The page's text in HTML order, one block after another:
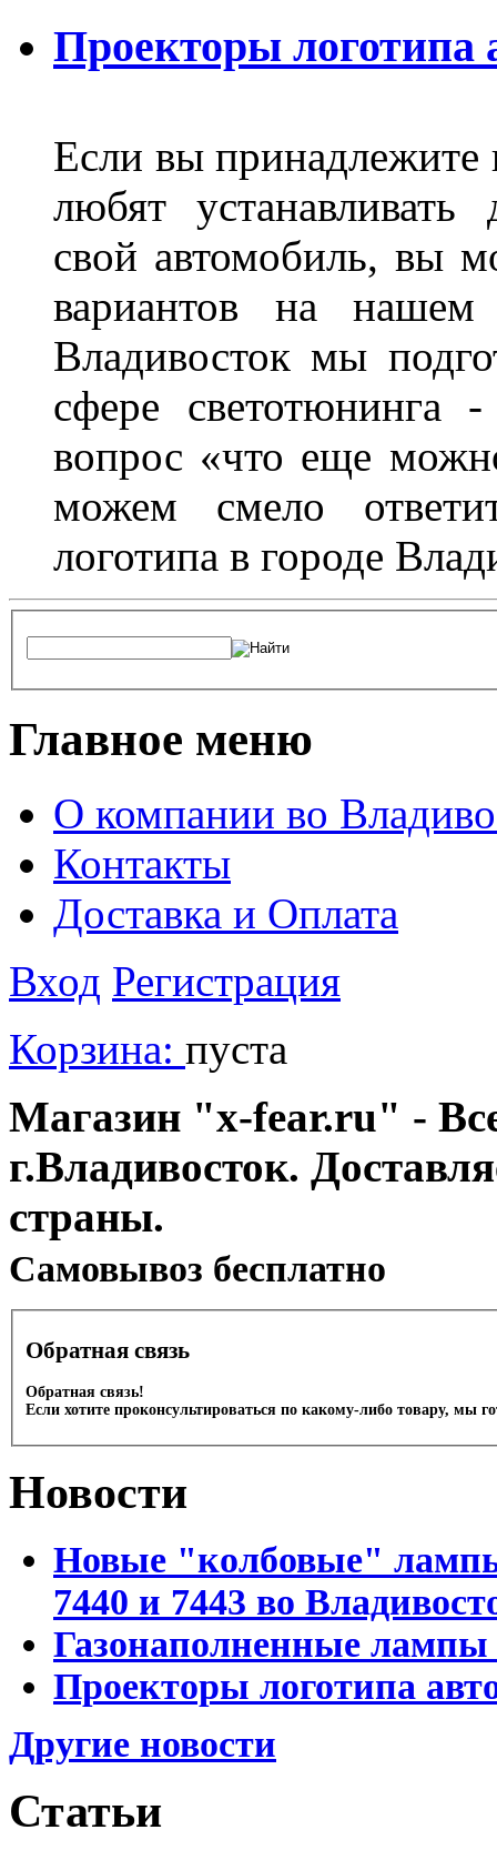
Проекторы логотипа
Если вы принадлежите
любят устанавливать
свой автомобиль, вы
вариантов на
Владивосток мы
сфере светотюнинга
вопрос «что еще
можем смело
логотипа в городе
Главное меню
О компании во
Контакты
Доставка и Оплата
Вход Регистрация
Корзина: пуста
Магазин "x-fear.ru" -
г.Владивосток.
страны.
Cамовывоз бесплатно
Обратная связь
Обратная связь!
Если хотите проконсультироваться по какому-либо товару, мы
Новости
Новые "колбовые"
7440 и 7443 во
Газонаполненные лампы
Проекторы логотипа
Другие новости
Статьи